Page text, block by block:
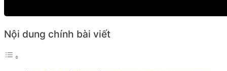
Nội dung chính bài viết